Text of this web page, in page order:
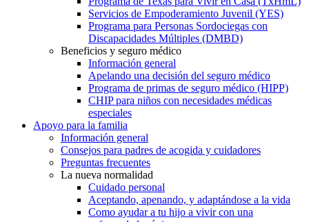
Servicios de Empoderamiento Juvenil (YES)
Programa para Personas Sordociegas con
Discapacidades Múltiples (DMBD)
Beneficios y seguro médico
Información general
Apelando una decisión del seguro médico
Programa de primas de seguro médico (HIPP)
CHIP para niños con necesidades médicas
especiales
Apoyo para la familia
Información general
Consejos para padres de acogida y cuidadores
Preguntas frecuentes
La nueva normalidad
Cuidado personal
Aceptando, apenando, y adaptándose a la vida
Como ayudar a tu hijo a vivir con una